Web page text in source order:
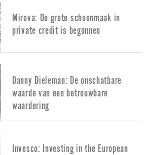
Mirova: De grote schoonmaak in
private credit is begonnen
Danny Dieleman: De onschatbare
waarde van een betrouwbare
waardering
Invesco: Investing in the European